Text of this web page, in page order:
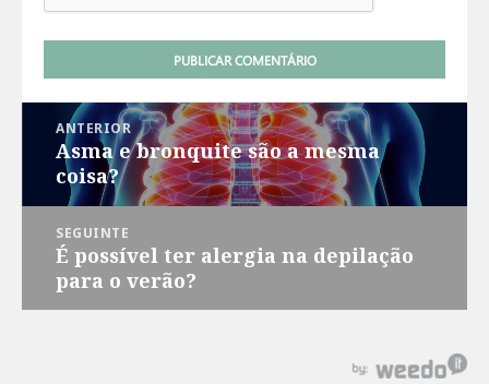
Navegação
ANTERIOR
Post
anterior:
Asma e bronquite são a mesma
coisa?
SEGUINTE
Próximo
post:
É possível ter alergia na depilação
para o verão?